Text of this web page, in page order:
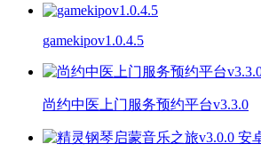
gamekipov1.0.4.5
尚约中医上门服务预约平台v3.3.0